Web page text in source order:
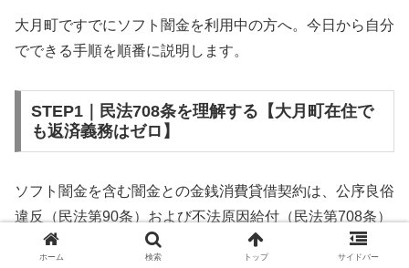
大月町ですでにソフト闇金を利用中の方へ。今日から自分
でできる手順を順番に説明します。
STEP1｜民法708条を理解する【大月町在住で
も返済義務はゼロ】
ソフト闇金を含む闇金との金銭消費貸借契約は、公序良俗
違反（民法第90条）および不法原因給付（民法第708条）
に該当するため、法的には無効です。大月町在住であって
ホーム 検索 トップ サイドバー